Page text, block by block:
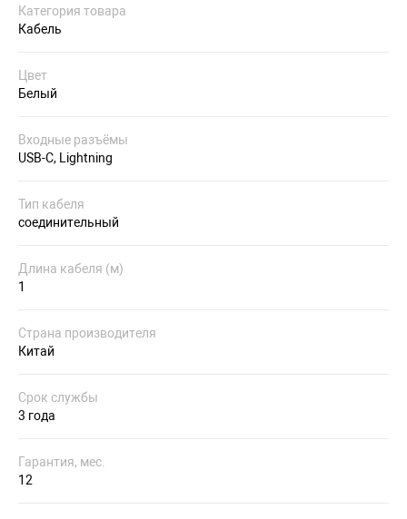
Категория товара
Кабель
Цвет
Белый
Входные разъёмы
USB-C, Lightning
Тип кабеля
соединительный
Длина кабеля (м)
1
Страна производителя
Китай
Срок службы
3 года
Гарантия, мес.
12